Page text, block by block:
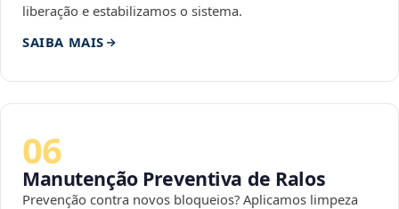
liberação e estabilizamos o sistema.
SAIBA MAIS
06
Manutenção Preventiva de Ralos
Prevenção contra novos bloqueios? Aplicamos limpeza